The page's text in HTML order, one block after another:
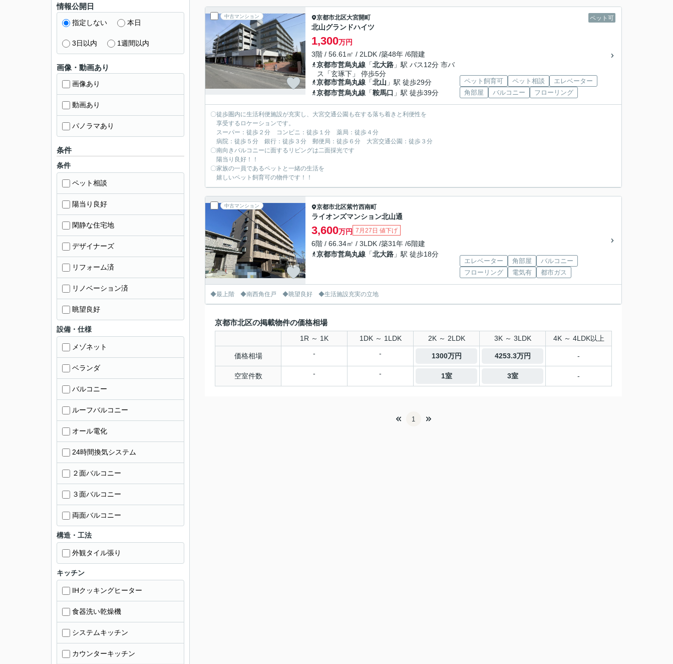
中古マンション ペット可
京都市北区大宮開町
北山グランドハイツ
1,300万円
3階 / 56.61㎡ / 2LDK /築48年 /6階建
京都市営烏丸線 「北大路 」駅 バス12分 市バ
ス「玄琢下」 停歩5分
京都市営烏丸線 「北山 」駅 徒歩29分
京都市営烏丸線 「鞍馬口 」駅 徒歩39分
ペット飼育可 ペット相談
エレベーター
角部屋
バルコニー フローリング
〇徒歩圏内に生活利便施設が充実し、大宮交通公園も在する落ち着きと利便性を
享受するロケーションです。
スーパー：徒歩２分 コンビニ：徒歩１分 薬局：徒歩４分
病院：徒歩５分 銀行：徒歩３分 郵便局：徒歩６分 大宮交通公園：徒歩３分
〇南向きバルコニーに面するリビングは二面採光です
陽当り良好！！
〇家族の一員であるペットと一緒の生活を
嬉しいペット飼育可の物件です！！
中古マンション 京都市北区紫竹西南町
ライオンズマンション北山通
3,600万円 7月27日 値下げ
6階 / 66.34㎡ / 3LDK /築31年 /6階建
京都市営烏丸線 「北大路 」駅 徒歩18分
エレベーター 角部屋
バルコニー
フローリング
電気有 都市ガス
◆最上階 ◆南西角住戸 ◆眺望良好 ◆生活施設充実の立地
京都市北区の掲載物件の価格相場
1R ～ 1K 1DK ～ 1LDK 2K ～ 2LDK 3K ～ 3LDK 4K ～ 4LDK以上
価格相場 - - 1300万円 4253.3万円 -
空室件数 - - 1室 3室 -
1
情報公開日
指定しない 本日
3日以内 1週間以内
画像・動画あり
画像あり
動画あり
パノラマあり
条件
条件
ペット相談
陽当り良好
閑静な住宅地
デザイナーズ
リフォーム済
リノベーション済
眺望良好
設備・仕様
メゾネット
ベランダ
バルコニー
ルーフバルコニー
オール電化
24時間換気システム
２面バルコニー
３面バルコニー
両面バルコニー
構造・工法
外観タイル張り
キッチン
IHクッキングヒーター
食器洗い乾燥機
システムキッチン
カウンターキッチン